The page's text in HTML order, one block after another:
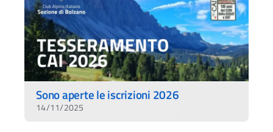
Sono aperte le iscrizioni 2026
14/11/2025